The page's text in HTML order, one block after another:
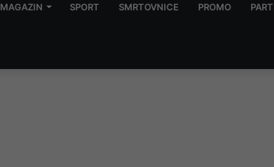
MAGAZIN SPORT SMRTOVNICE PROMO